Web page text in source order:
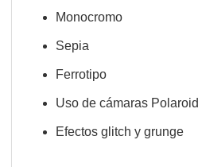
Monocromo
Sepia
Ferrotipo
Uso de cámaras Polaroid
Efectos glitch y grunge